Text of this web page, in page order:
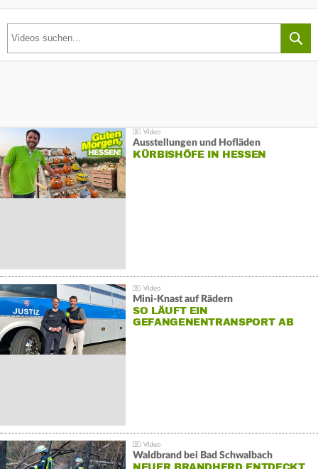
Ausstellungen und Hofläden
KÜRBISHÖFE IN HESSEN
Mini-Knast auf Rädern
SO LÄUFT EIN
GEFANGENENTRANSPORT AB
Waldbrand bei Bad Schwalbach